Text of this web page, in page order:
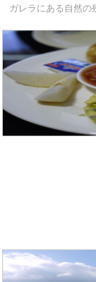
ガレラにある自然
プエルト
ーチを紹